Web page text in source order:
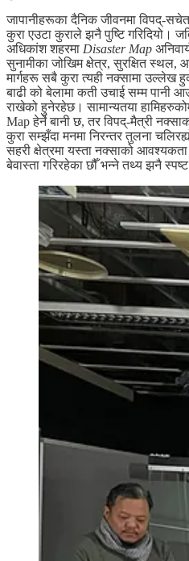
जापानीहरूका दैनिक जीवनमा विपद्-
कुरा एउटा कुराले झनै पुष्टि गरिदियो।
अधिकांश शहरमा Disaster Map
सुनामीका जोखिम क्षेत्र, सुरक्षित स्थल,
मार्गहरू सबै कुरा त्यही नक्सामा उल्लेख
बाढी को बेलामा कती उचाई सम्म पानी
राखेको हुनेरहेछ। सामान्यतया
Map हेर्ने बानी छ, तर विपद्-मैत्री
कुरा सम्झँदा मनमा निरन्तर तुलना
सहरी क्षेत्रमा यस्ता नक्साको
बेवास्ता गरिरहेका छौँ भन्ने तथ्य झनै